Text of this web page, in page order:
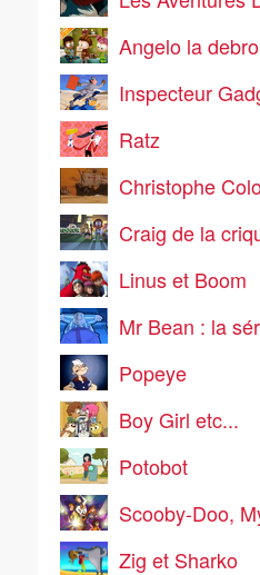
Angelo la
Inspecteur
Ratz
Christophe
Craig de la
Linus et Boom
Mr Bean : la
Popeye
Boy Girl etc...
Potobot
Scooby-Doo,
Zig et Sharko